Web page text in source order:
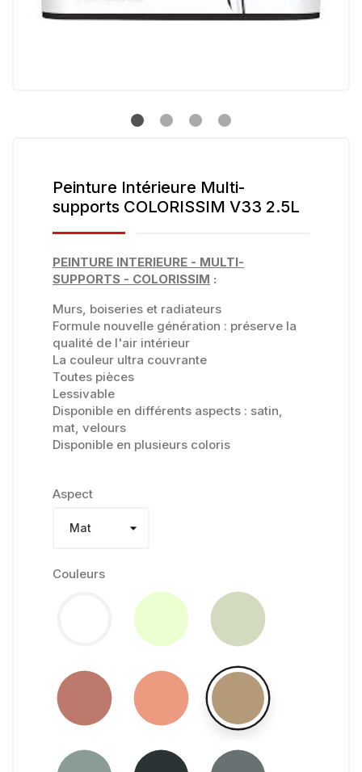
Peinture Intérieure Multi-
supports COLORISSIM V33 2.5L
PEINTURE INTERIEURE - MULTI-
SUPPORTS - COLORISSIM :
Murs, boiseries et radiateurs
Formule nouvelle génération : préserve la
qualité de l'air intérieur
La couleur ultra couvrante
Toutes pièces
Lessivable
Disponible en différents aspects : satin,
mat, velours
Disponible en plusieurs coloris
Aspect
Couleurs